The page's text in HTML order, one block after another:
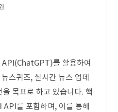
를 활용하여
스퀴즈, 실시간 뉴스 업데
목표로 하고 있습니다. 핵
를 포함하며, 이를 통해